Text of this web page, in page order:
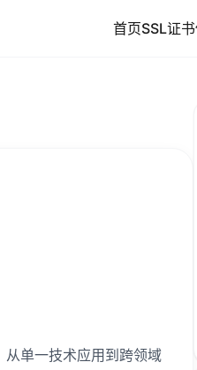
首页SSL证
从单一技术应用到跨领域